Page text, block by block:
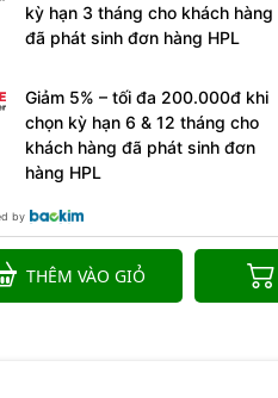
kỳ hạn 3 tháng cho khách hàng
đã phát sinh đơn hàng HPL
Giảm 5% – tối đa 200.000đ khi
chọn kỳ hạn 6 & 12 tháng cho
khách hàng đã phát sinh đơn
hàng HPL
by
THÊM VÀO GIỎ